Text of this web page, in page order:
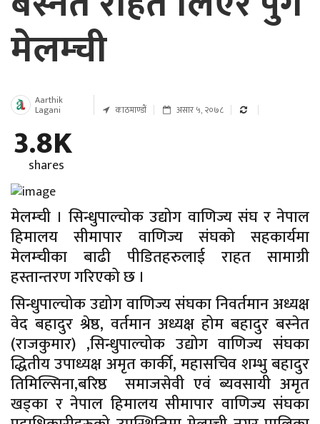
मेलम्ची
Aarthik
Lagani काठमाण्डाैं असार ५, २०७८
3.8K
shares
मेलम्ची । सिन्धुपाल्चोक उद्योग वाणिज्य संघ र नेपाल
हिमालय सीमापार वाणिज्य संघको सहकार्यमा
मेलम्चीका बाढी पीडितहरुलाई राहत सामाग्री
हस्तान्तरण गरिएको छ ।
सिन्धुपाल्चोक उद्योग वाणिज्य संघका निवर्तमान अध्यक्ष
वेद बहादुर श्रेष्ठ, वर्तमान अध्यक्ष होम बहादुर बस्नेत
(राजकुमार) ,सिन्धुपाल्चोक उद्योग वाणिज्य संघका
द्धितीय उपाध्यक्ष अमृत कार्की, महासचिव शम्भु बहादुर
तिमिल्सिना,बरिष्ठ समाजसेवी एवं ब्यवसायी अमृत
खड्का र नेपाल हिमालय सीमापार वाणिज्य संघका